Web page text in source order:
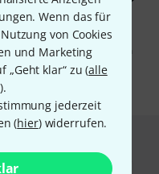
Wenn das für
von Cookies
und Marketing
„Geht klar“ zu (alle
).
jederzeit
(hier) widerrufen.
Sie dem Erhalt von E-Mail-
Nutzungsverhaltens zu. Die
Informationen finden Sie in
.